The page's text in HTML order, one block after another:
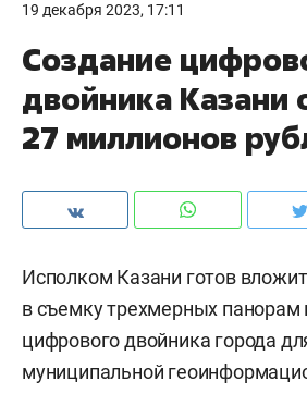
19 декабря 2023, 17:11
Создание
двойника Казани
27 миллионов
Исполком Казани готов
в съемку трехмерных панорам
цифрового двойника города
муниципальной